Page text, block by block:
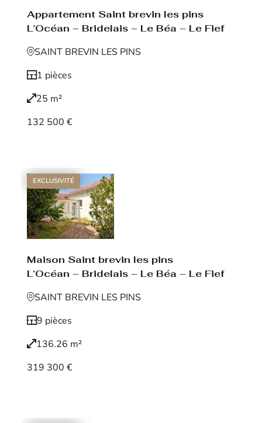
Appartement Saint brevin les pins
L’Océan – Bridelais – Le Béa – Le Fief
SAINT BREVIN LES PINS
1 pièces
25 m²
132 500 €
EXCLUSIVITÉ
Maison Saint brevin les pins
L’Océan – Bridelais – Le Béa – Le Fief
SAINT BREVIN LES PINS
9 pièces
136.26 m²
319 300 €